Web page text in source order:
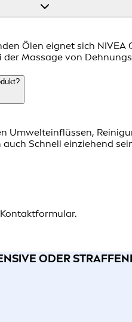
Ölen eignet sich
Massage von
Umwelteinflüssen,
Schnell einziehend
ODER